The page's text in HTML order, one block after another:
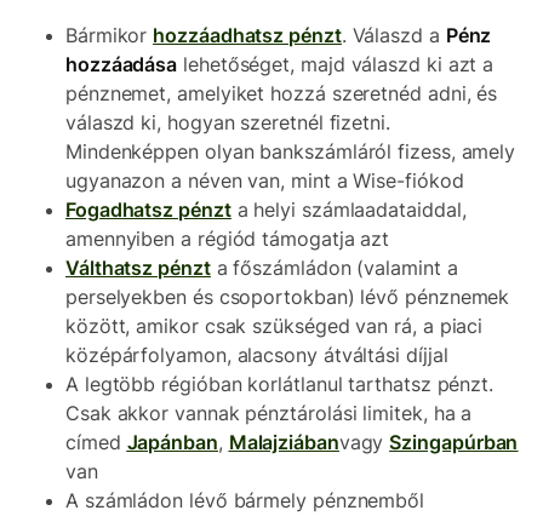
Bármikor hozzáadhatsz pénzt. Válaszd a Pénz
hozzáadása lehetőséget, majd válaszd ki azt a
pénznemet, amelyiket hozzá szeretnéd adni, és
válaszd ki, hogyan szeretnél fizetni.
Mindenképpen olyan bankszámláról fizess, amely
ugyanazon a néven van, mint a Wise-fiókod
Fogadhatsz pénzta helyi számlaadataiddal,
amennyiben a régiód támogatja azt
Válthatsz pénzta főszámládon (valamint a
perselyekben és csoportokban) lévő pénznemek
között, amikor csak szükséged van rá, a piaci
középárfolyamon, alacsony átváltási díjjal
A legtöbb régióban korlátlanul tarthatsz pénzt.
Csak akkor vannak pénztárolási limitek, ha a
címed Japánban, MalajziábanvagySzingapúrban
van
A számládon lévő bármely pénznemből